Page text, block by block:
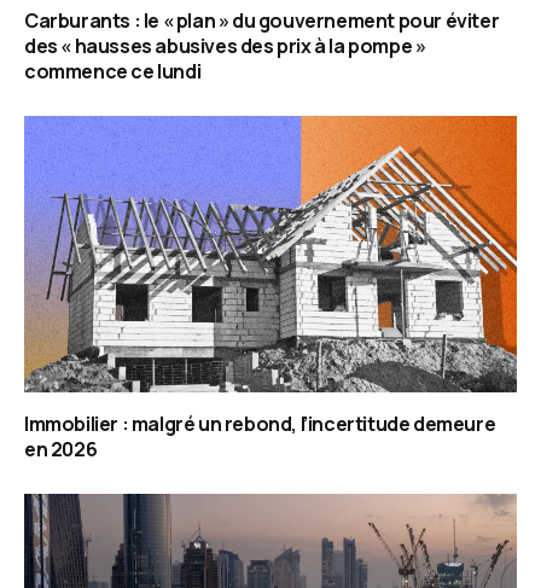
Carburants : le « plan » du gouvernement pour éviter
des « hausses abusives des prix à la pompe »
commence ce lundi
Immobilier : malgré un rebond, l’incertitude demeure
en 2026